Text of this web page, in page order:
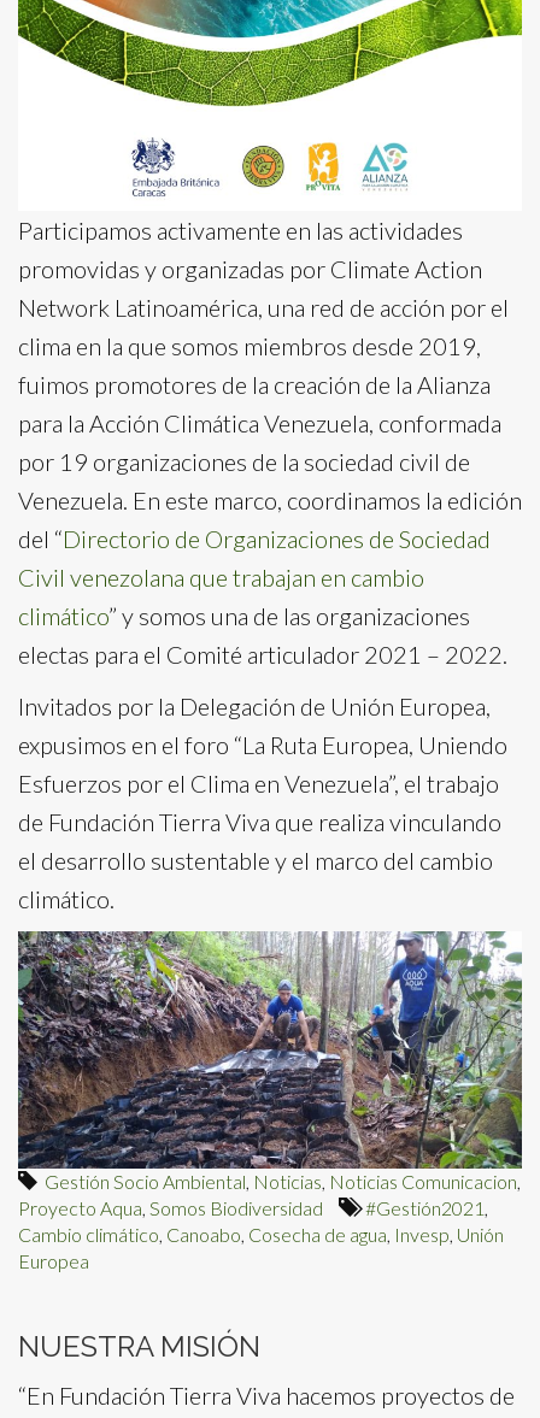
Participamos activamente en las actividades
promovidas y organizadas por Climate Action
Network Latinoamérica, una red de acción por el
clima en la que somos miembros desde 2019,
fuimos promotores de la creación de la Alianza
para la Acción Climática Venezuela, conformada
por 19 organizaciones de la sociedad civil de
Venezuela. En este marco, coordinamos la edición
del “Directorio de Organizaciones de Sociedad
Civil venezolana que trabajan en cambio
climático” y somos una de las organizaciones
electas para el Comité articulador 2021 – 2022.
Invitados por la Delegación de Unión Europea,
expusimos en el foro “La Ruta Europea, Uniendo
Esfuerzos por el Clima en Venezuela”, el trabajo
de Fundación Tierra Viva que realiza vinculando
el desarrollo sustentable y el marco del cambio
climático.
Gestión Socio Ambiental, Noticias, Noticias Comunicacion,
Proyecto Aqua, Somos Biodiversidad #Gestión2021 ,
Cambio climático, Canoabo, Cosecha de agua, Invesp, Unión
Europea
NUESTRA MISIÓN
“En Fundación Tierra Viva hacemos proyectos de